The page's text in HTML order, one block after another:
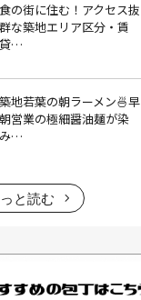
イベント(9）
イベント2026(1）
トティッシュ(1）
なぎ屋(2）
うな重(2）
(1） エビフライ(3）
食の街に住む！アクセス抜
群な築地エリア区分・賃
貸…
築地若葉の朝ラーメン🍜早
朝営業の極細醤油麺が染
み…
と読む